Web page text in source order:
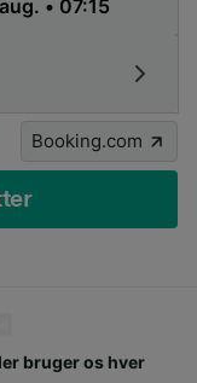
Booking.com
bruger os hver